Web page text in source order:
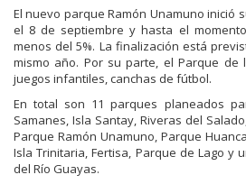
El nuevo parque Ramón Unamuno inició
el 8 de septiembre y hasta el
menos del 5%. La finalización está
mismo año. Por su parte, el Parque de
juegos infantiles, canchas de fútbol.
En total son 11 parques planeados
Samanes, Isla Santay, Riveras del
Parque Ramón Unamuno, Parque
Isla Trinitaria, Fertisa, Parque de Lago y
del Río Guayas.